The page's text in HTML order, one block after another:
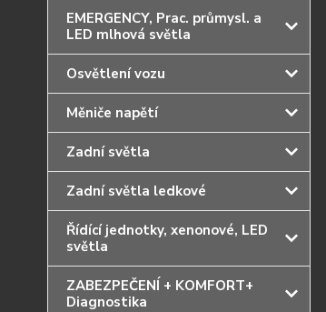
EMERGENCY, Prac. průmysl. a
LED mlhová světla
Osvětlení vozu
Měniče napětí
Zadní světla
Zadní světla ledkové
Řídící jednotky, xenonové, LED
světla
ZABEZPEČENÍ + KOMFORT+
Diagnostika